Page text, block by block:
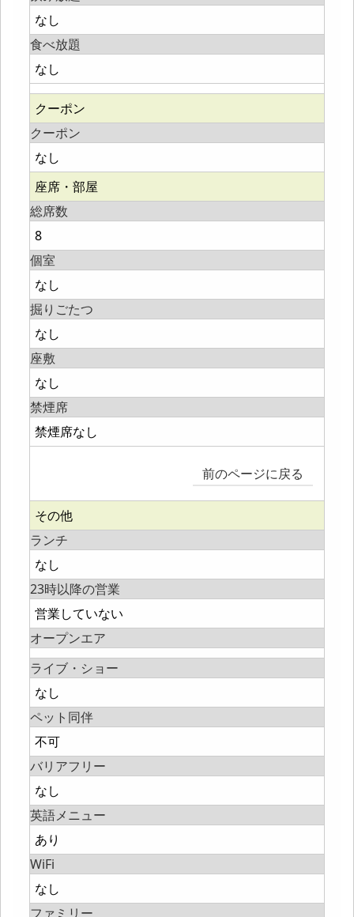
なし
食べ放題
なし
クーポン
クーポン
なし
座席・部屋
総席数
8
個室
なし
掘りごたつ
なし
座敷
なし
禁煙席
禁煙席なし
前のページに戻る
その他
ランチ
なし
23時以降の営業
営業していない
オープンエア
ライブ・ショー
なし
ペット同伴
不可
バリアフリー
なし
英語メニュー
あり
WiFi
なし
ファミリー